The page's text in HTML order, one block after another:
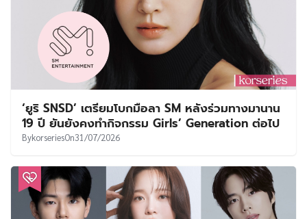
‘ยูริ SNSD’ เตรียมโบกมือลา SM หลังร่วมทางมานาน
19 ปี ยันยังคงทำกิจกรรม Girls’ Generation ต่อไป
BykorseriesOn31/07/2026